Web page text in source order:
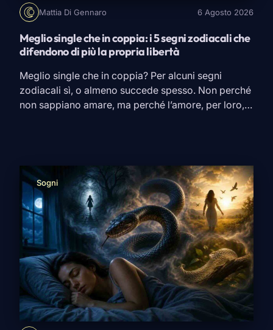
Mattia Di Gennaro 6 Agosto 2026
Meglio single che in coppia: i 5 segni zodiacali che
difendono di più la propria libertà
Meglio single che in coppia? Per alcuni segni
zodiacali sì, o almeno succede spesso. Non perché
non sappiano amare, ma perché l’amore, per loro,
odore di controllo, routine obbligata […]
Sogni